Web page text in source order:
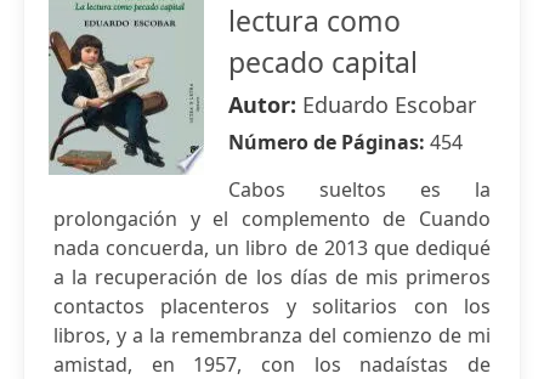
lectura como
pecado capital
Autor: Eduardo Escobar
Número de Páginas: 454
Cabos sueltos es la
prolongación y el complemento de Cuando
nada concuerda, un libro de 2013 que dediqué
a la recuperación de los días de mis primeros
contactos placenteros y solitarios con los
libros, y a la remembranza del comienzo de mi
amistad, en 1957, con los nadaístas de